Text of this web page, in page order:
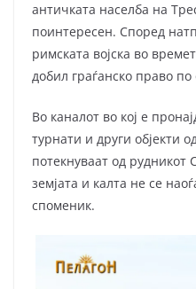
античката населба на
поинтересен. Според
римската војска во
добил граѓанско право
Во каналот во кој е
турнати и други објекти
потекнуваат од
земјата и калта не се
споменик.